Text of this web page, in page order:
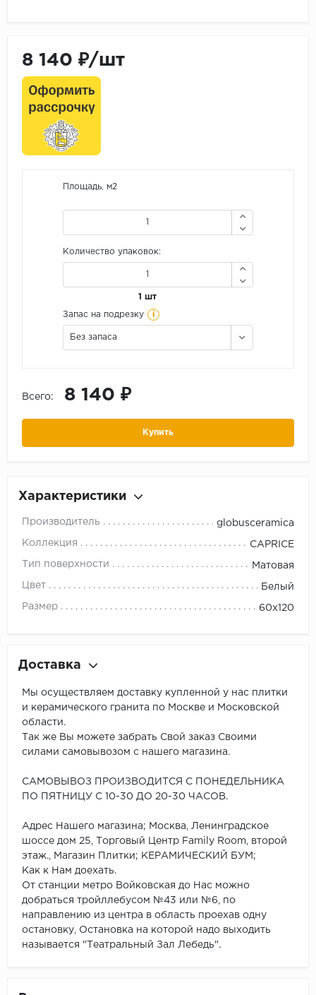
8 140 ₽/шт
Площадь, м2
Количество упаковок:
1 шт
Запас на подрезку i
Без запаса
Всего: 8 140 ₽
Купить
Характеристики
Производитель globusceramica
Коллекция CAPRICE
Тип поверхности Матовая
Цвет Белый
Размер 60x120
Доставка
Мы осуществляем доставку купленной у нас плитки
и керамического гранита по Москве и Московской
области.
Так же Вы можете забрать Свой заказ Своими
силами самовывозом с нашего магазина.
САМОВЫВОЗ ПРОИЗВОДИТСЯ С ПОНЕДЕЛЬНИКА
ПО ПЯТНИЦУ С 10-30 ДО 20-30 ЧАСОВ.
Адрес Нашего магазина; Москва, Ленинградское
шоссе дом 25, Торговый Центр Family Room, второй
этаж., Магазин Плитки; КЕРАМИЧЕСКИЙ БУМ;
Как к Нам доехать.
От станции метро Войковская до Нас можно
добраться тройллебусом №43 или №6, по
направлению из центра в область проехав одну
остановку, Остановка на которой надо выходить
называется "Театральный Зал Лебедь".